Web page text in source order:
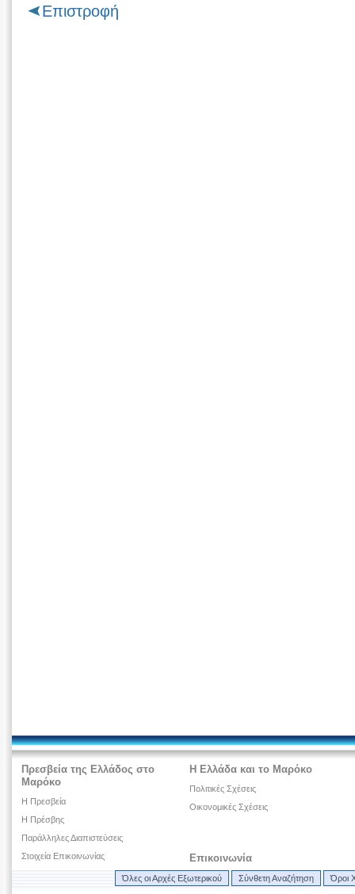
Επιστροφή
Πρεσβεία της Ελλάδος στο
Μαρόκο
Η Πρεσβεία
Η Πρέσβης
Παράλληλες Διαπιστεύσεις
Στοιχεία Επικοινωνίας
Η Ελλάδα και το Μαρόκο
Πολιτικές Σχέσεις
Οικονομικές Σχέσεις
Επικοινωνία
Όλες οι Αρχές Εξωτερικού Σύνθετη Αναζήτηση Όροι